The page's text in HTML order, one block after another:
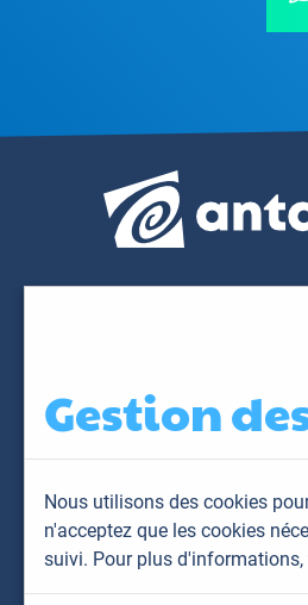
Gestion
Nous utilisons des cookies
n'acceptez que les cookies
suivi. Pour plus d'informations,